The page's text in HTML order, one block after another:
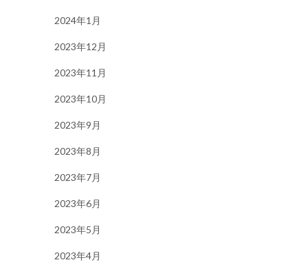
2024年1月
2023年12月
2023年11月
2023年10月
2023年9月
2023年8月
2023年7月
2023年6月
2023年5月
2023年4月